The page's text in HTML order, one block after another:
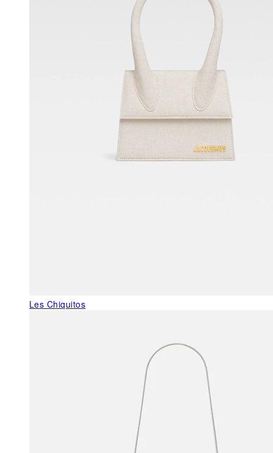
Les Chiquitos